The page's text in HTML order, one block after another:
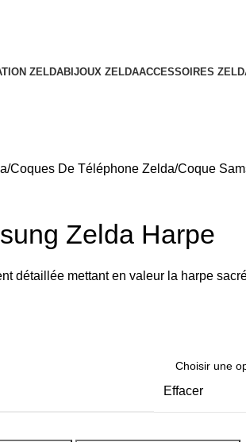
ZELDABIJOUX ZELDAACCESSOIRES
Coques De Téléphone Zelda Coque
Zelda Harpe
détaillée mettant en valeur la harpe
Effacer